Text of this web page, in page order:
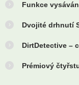
Funkce
Dvojité drhnutí
DirtDetective –
Prémiový